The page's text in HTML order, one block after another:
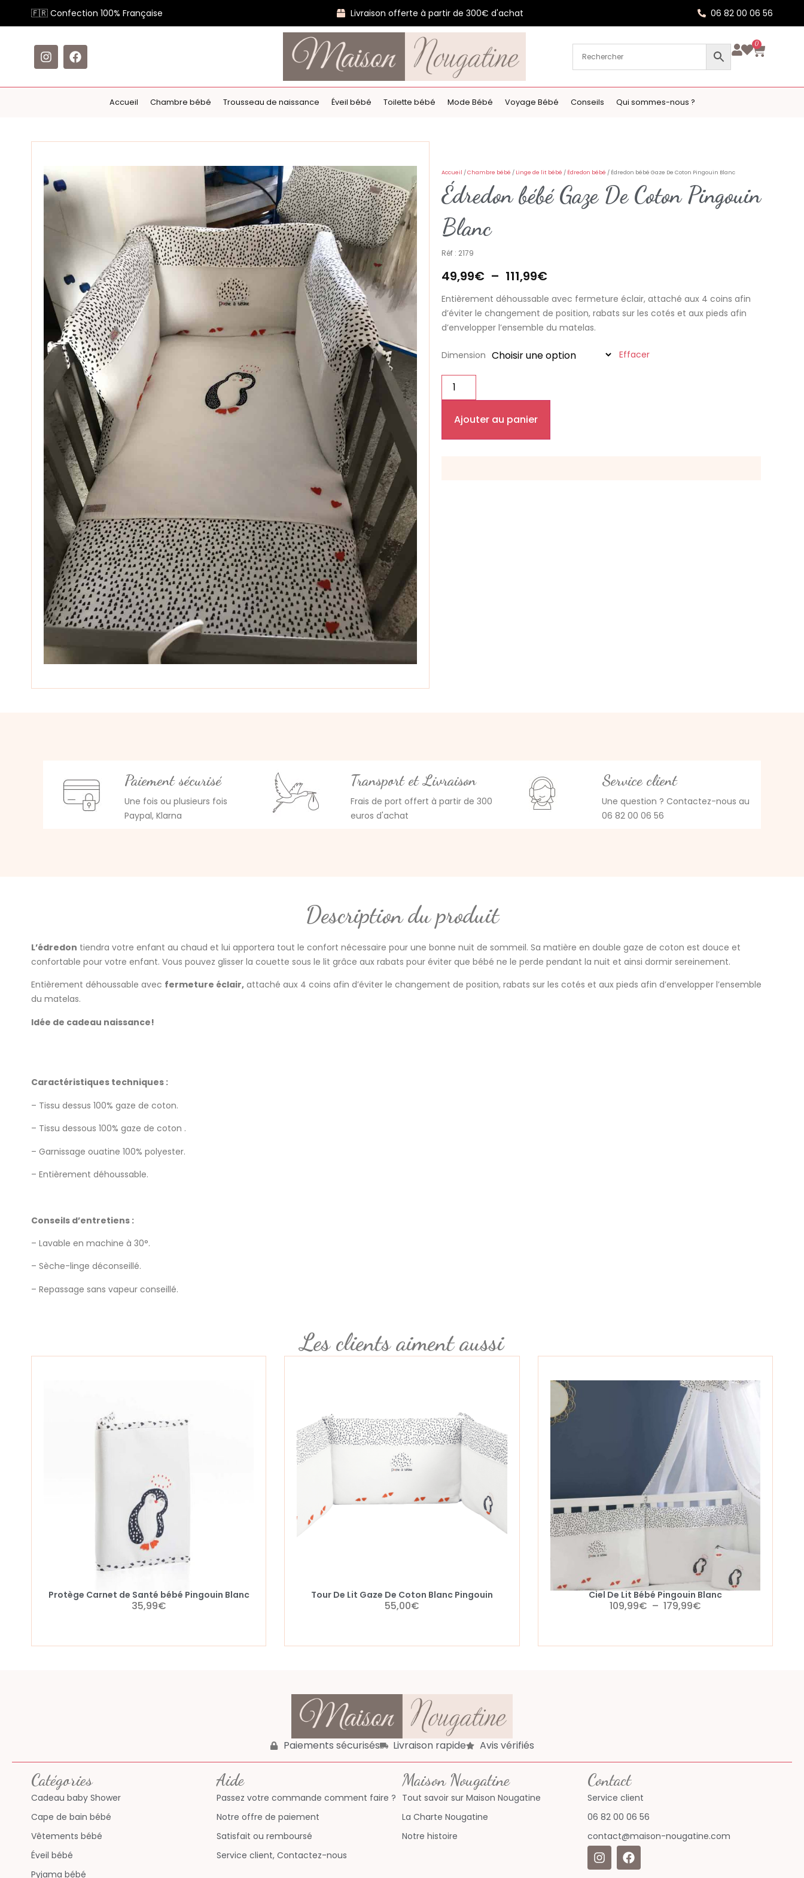
🇫🇷 Confection 100% Française Livraison offerte à partir de 300€ d'achat 06 82 00 06 56
0
Accueil Chambre bébé Trousseau de naissance Éveil bébé Toilette bébé Mode Bébé Voyage Bébé Conseils Qui sommes-nous ?
Accueil /Chambre bébé / Linge de lit bébé / Édredon bébé / Édredon bébé Gaze De Coton Pingouin Blanc
Édredon bébé Gaze De Coton Pingouin
Blanc
Réf : 2179
49,99€ – 111,99€
Entièrement déhoussable avec fermeture éclair, attaché aux 4 coins afin
d’éviter le changement de position, rabats sur les cotés et aux pieds afin
d’envelopper l’ensemble du matelas.
Dimension Effacer
Ajouter au panier
Paiement sécurisé
Une fois ou plusieurs fois
Paypal, Klarna
Transport et Livraison
Frais de port offert à partir de 300
euros d'achat
Service client
Une question ? Contactez-nous au
06 82 00 06 56
Description du produit
L’édredon tiendra votre enfant au chaud et lui apportera tout le confort nécessaire pour une bonne nuit de sommeil. Sa matière en double gaze de coton est douce et
confortable pour votre enfant. Vous pouvez glisser la couette sous le lit grâce aux rabats pour éviter que bébé ne le perde pendant la nuit et ainsi dormir sereinement.
Entièrement déhoussable avec fermeture éclair, attaché aux 4 coins afin d’éviter le changement de position, rabats sur les cotés et aux pieds afin d’envelopper l’ensemble
du matelas.
Idée de cadeau naissance!
Caractéristiques techniques :
– Tissu dessus 100% gaze de coton.
– Tissu dessous 100% gaze de coton .
– Garnissage ouatine 100% polyester.
– Entièrement déhoussable.
Conseils d’entretiens :
– Lavable en machine à 30°.
– Sèche-linge déconseillé.
– Repassage sans vapeur conseillé.
Les clients aiment aussi
Protège Carnet de Santé bébé Pingouin Blanc
35,99€
Tour De Lit Gaze De Coton Blanc Pingouin
55,00€
Ciel De Lit Bébé Pingouin Blanc
109,99€ – 179,99€
Paiements sécurisés Livraison rapide Avis vérifiés
Catégories
Cadeau baby Shower
Cape de bain bébé
Vêtements bébé
Éveil bébé
Pyjama bébé
Aide
Passez votre commande comment faire ?
Notre offre de paiement
Satisfait ou remboursé
Service client, Contactez-nous
Maison Nougatine
Tout savoir sur Maison Nougatine
La Charte Nougatine
Notre histoire
Contact
Service client
06 82 00 06 56
contact@maison-nougatine.com